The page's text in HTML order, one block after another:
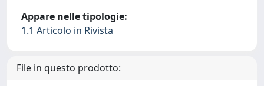
Appare nelle tipologie:
1.1 Articolo in Rivista
File in questo prodotto: